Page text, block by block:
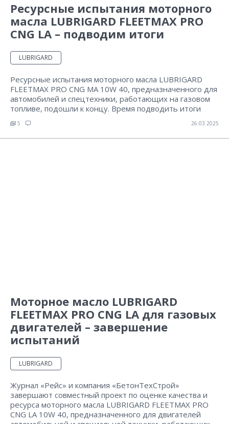
Ресурсные испытания моторного
масла LUBRIGARD FLEETMAX PRO
CNG LA – подводим итоги
LUBRIGARD
Ресурсные испытания моторного масла LUBRIGARD
FLEETMAX PRO CNG MA 10W 40, предназначенного для
автомобилей и спецтехники, работающих на газовом
топливе, подошли к концу. Время подводить итоги
5 26.03.2025
Моторное масло LUBRIGARD
FLEETMAX PRO CNG LA для газовых
двигателей – завершение
испытаний
LUBRIGARD
Журнал «Рейс» и компания «БетонТехСтрой»
завершают совместный проект по оценке качества и
ресурса моторного масла LUBRIGARD FLEETMAX PRO
CNG LA 10W 40, предназначенного для двигателей